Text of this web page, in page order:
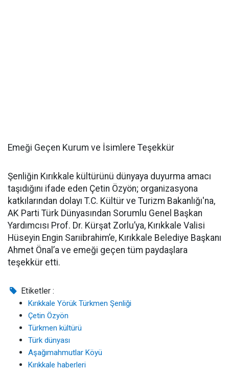
Emeği Geçen Kurum ve İsimlere Teşekkür
Şenliğin Kırıkkale kültürünü dünyaya duyurma amacı
taşıdığını ifade eden Çetin Özyön; organizasyona
katkılarından dolayı T.C. Kültür ve Turizm Bakanlığı'na,
AK Parti Türk Dünyasından Sorumlu Genel Başkan
Yardımcısı Prof. Dr. Kürşat Zorlu’ya, Kırıkkale Valisi
Hüseyin Engin Sarıibrahim’e, Kırıkkale Belediye Başkanı
Ahmet Önal’a ve emeği geçen tüm paydaşlara
teşekkür etti.
Etiketler :
Kırıkkale Yörük Türkmen Şenliği
Çetin Özyön
Türkmen kültürü
Türk dünyası
Aşağımahmutlar Köyü
Kırıkkale haberleri